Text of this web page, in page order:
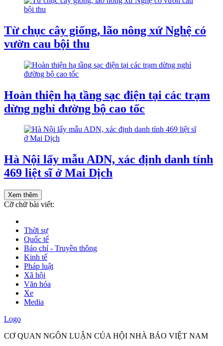
Từ chục cây giống, lão nông xứ Nghệ có
vườn cau bội thu
Hoàn thiện hạ tầng sạc điện tại các trạm
dừng nghỉ đường bộ cao tốc
Hà Nội lấy mẫu ADN, xác định danh tính
469 liệt sĩ ở Mai Dịch
Xem thêm
Cỡ chữ bài viết:
Thời sự
Quốc tế
Báo chí - Truyền thông
Kinh tế
Pháp luật
Xã hội
Văn hóa
Xe
Media
Logo
CƠ QUAN NGÔN LUẬN CỦA HỘI NHÀ BÁO VIỆT NAM